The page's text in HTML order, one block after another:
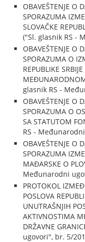
OBAVEŠTENJE O
SPORAZUMA
SLOVAČKE
("Sl. glasnik RS -
OBAVEŠTENJE O
SPORAZUMA O
REPUBLIKE
glasnik RS -
OBAVEŠTENJE O
SPORAZUMA O
SA STATUTOM
RS -
OBAVEŠTENJE O
SPORAZUMA
MAĐARSKE O
Međunarodni
PROTOKOL
POSLOVA
UNUTRAŠNJIH
AKTIVNOSTIMA
DRŽAVNE
ugovori", br. 5/